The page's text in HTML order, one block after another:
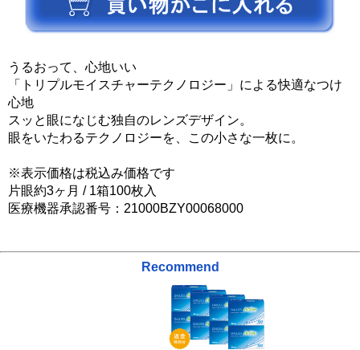
うるおって、心地いい
「トリプルモイスチャーテクノロジー」による快適なつけ
心地
スッと眼になじむ独自のレンズデザイン。
眼をいたわるテクノロジーを、この小さな一枚に。
※表示価格は税込み価格です
片眼約3ヶ月 / 1箱100枚入
医療機器承認番号：21000BZY00068000
Recommend